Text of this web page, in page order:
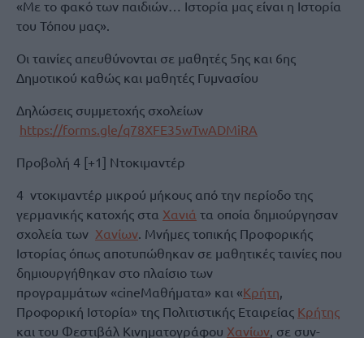
«Με το φακό των παιδιών… Ιστορία μας είναι η Ιστορία
του Τόπου μας».
Οι ταινίες απευθύνονται σε μαθητές 5ης και 6ης
Δημοτικού καθώς και μαθητές Γυμνασίου
Δηλώσεις συμμετοχής σχολείων
https://forms.gle/q78XFE35wTwADMiRA
Προβολή 4 [+1] Ντοκιμαντέρ
4 ντοκιμαντέρ μικρού μήκους από την περίοδο της
γερμανικής κατοχής στα Χανιά τα οποία δημιούργησαν
σχολεία των Χανίων. Μνήμες τοπικής Προφορικής
Ιστορίας όπως αποτυπώθηκαν σε μαθητικές ταινίες που
δημιουργήθηκαν στο πλαίσιο των
προγραμμάτων «cineΜαθήματα» και «Κρήτη,
Προφορική Ιστορία» της Πολιτιστικής Εταιρείας Κρήτης
και του Φεστιβάλ Κινηματογράφου Χανίων, σε συν-